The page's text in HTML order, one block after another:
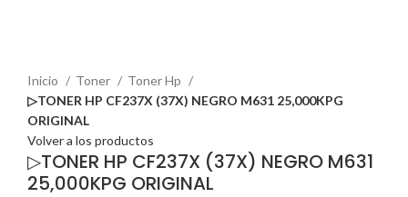
Inicio
Toner
Toner Hp
▷TONER HP CF237X (37X) NEGRO M631 25,000KPG
ORIGINAL
Volver a los productos
▷TONER HP CF237X (37X) NEGRO M631
25,000KPG ORIGINAL